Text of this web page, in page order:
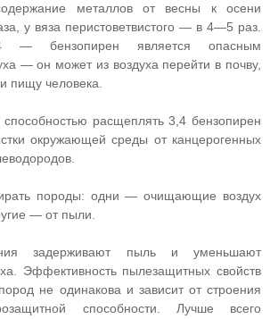
металлов от весны к осени
у вяза перистоветвистого — в 4—5 раз.
— бензопирен является опасным
— он может из воздуха перейти в почву,
пищу человека.
расщеплять 3,4 бензопирен
окружающей среды от канцерогенных
породы: одни — очищающие воздух
— от пыли.
задерживают пыль и уменьшают
Эффективность пылезащитных свойств
не одинакова и зависит от строения
способности. Лучше всего